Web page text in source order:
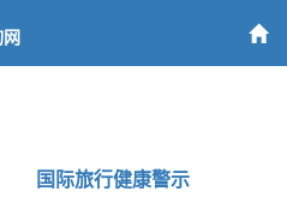
国际旅行健康警示